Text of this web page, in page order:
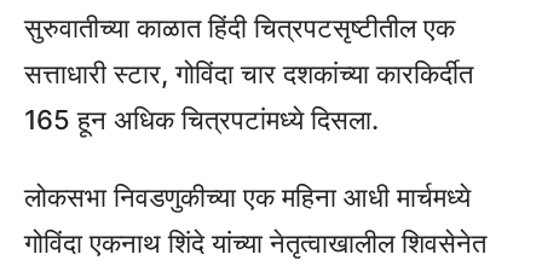
सुरुवातीच्या काळात हिंदी चित्रपटसृष्टीतील एक
सत्ताधारी स्टार, गोविंदा चार दशकांच्या कारकिर्दीत
165 हून अधिक चित्रपटांमध्ये दिसला.
लोकसभा निवडणुकीच्या एक महिना आधी मार्चमध्ये
गोविंदा एकनाथ शिंदे यांच्या नेतृत्वाखालील शिवसेनेत